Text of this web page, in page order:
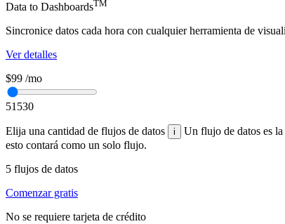
Data to DashboardsTM
Sincronice datos cada hora con cualquier herramienta de
Ver detalles
$99 /mo
51530
Elija una cantidad de flujos de datos i
Un flujo de datos es
esto contará como un solo flujo.
5 flujos de datos
Comenzar gratis
No se requiere tarjeta de crédito